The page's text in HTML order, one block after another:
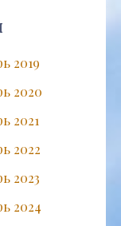
2019
2020
2021
2022
2023
2024